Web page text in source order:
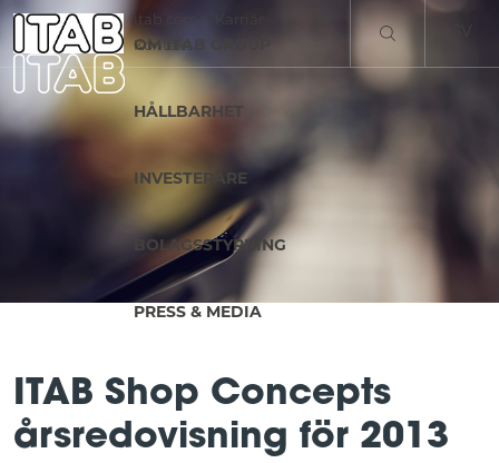
itab.com
Kontakt
OM ITAB GROUP
HÅLLBARHET
INVESTERARE
BOLAGSSTYRNING
PRESS & MEDIA
ITAB Shop Concepts
årsredovisning för 2013